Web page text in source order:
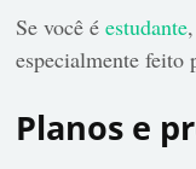
Se você éestudante
especialmente feito
Planos e